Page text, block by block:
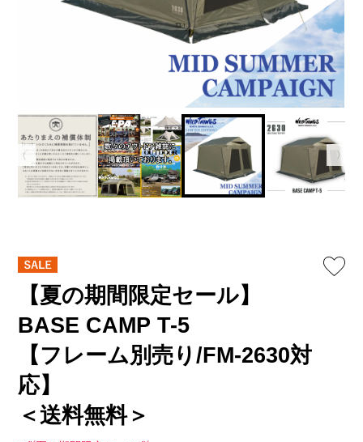
【夏の期間限定セール】
BASE CAMP T-5
【フレーム別売り/FM-2630対
応】
＜送料無料＞